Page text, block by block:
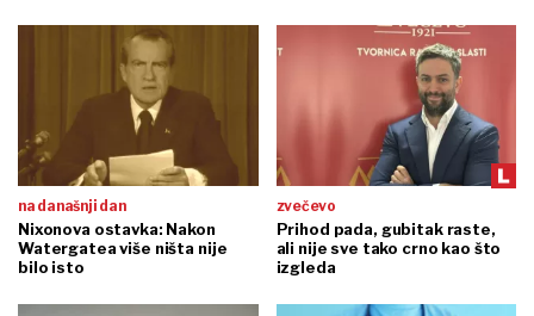
na današnji dan
Nixonova ostavka: Nakon
Watergatea više ništa nije
bilo isto
zvečevo
Prihod pada, gubitak raste,
ali nije sve tako crno kao što
izgleda